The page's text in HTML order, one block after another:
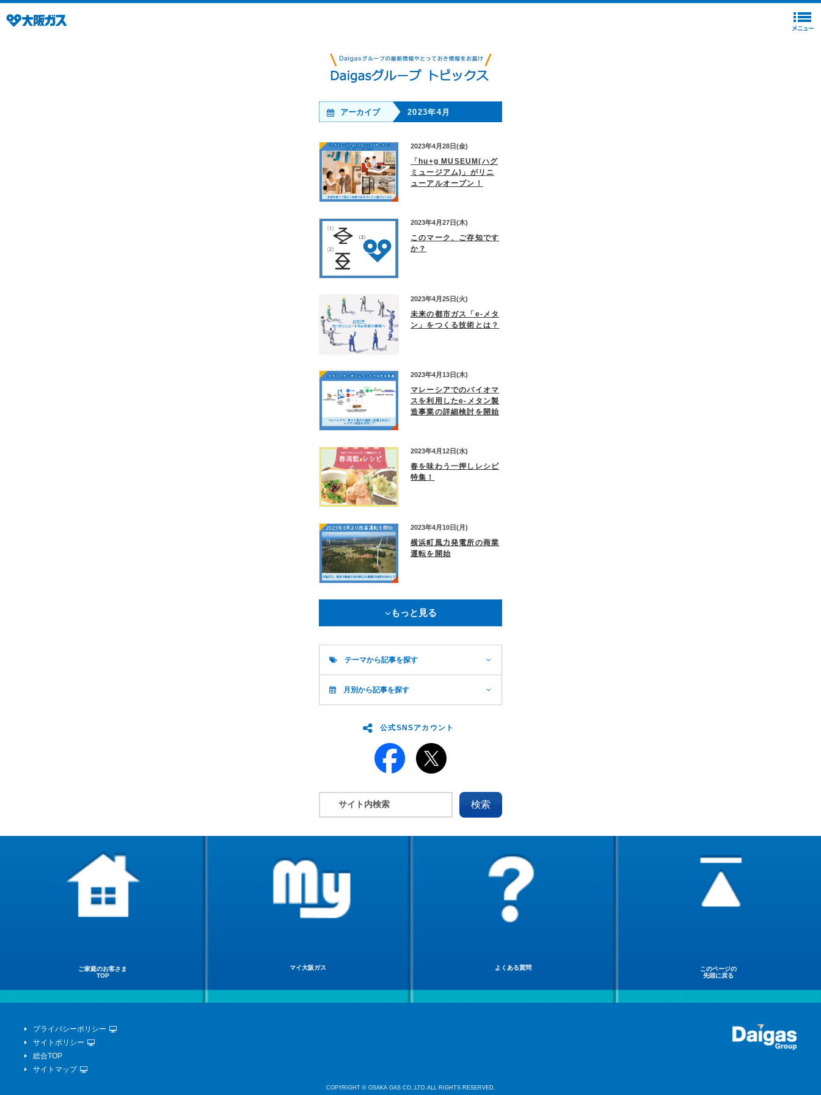
アーカイブ 2023年4月
2023年4月28日(金)
「hu+g MUSEUM(ハグ
ミュージアム)」がリニ
ューアルオープン！
2023年4月27日(木)
このマーク、ご存知です
か？
2023年4月25日(火)
未来の都市ガス「e-メタ
ン」をつくる技術とは？
2023年4月13日(木)
マレーシアでのバイオマ
スを利用したe-メタン製
造事業の詳細検討を開始
2023年4月12日(水)
春を味わう一押しレシピ
特集！
2023年4月10日(月)
横浜町風力発電所の商業
運転を開始
もっと見る
テーマから記事を探す
月別から記事を探す
公式SNSアカウント
ご家庭のお客さま
TOP
マイ大阪ガス よくある質問
このページの
先頭に戻る
プライバシーポリシー
サイトポリシー
総合TOP
サイトマップ
COPYRIGHT © OSAKA GAS CO.,LTD.ALL RIGHTS RESERVED.